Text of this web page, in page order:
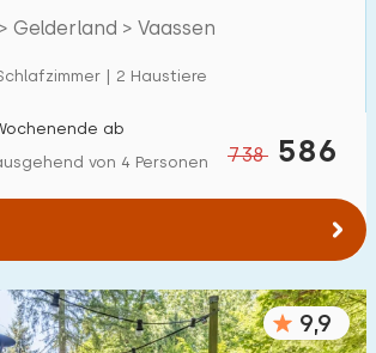
Gelderland > Vaassen
| 2 Haustiere
738 586
ab
von 4 Personen
9,9